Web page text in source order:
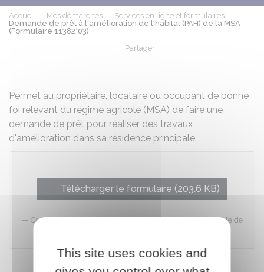
Accueil Mes démarches
Services en ligne et formulaires
Demande de prêt à l'amélioration de l'habitat (PAH) de la MSA
(Formulaire 11382*03)
Partager
Permet au propriétaire, locataire ou occupant de bonne
foi relevant du régime agricole (MSA) de faire une
demande de prêt pour réaliser des travaux
d'amélioration dans sa résidence principale.
Télécharger le formulaire (203.6 KB)
Caisse nationale des allocations familiales, Caisse centrale de
This site uses cookies and